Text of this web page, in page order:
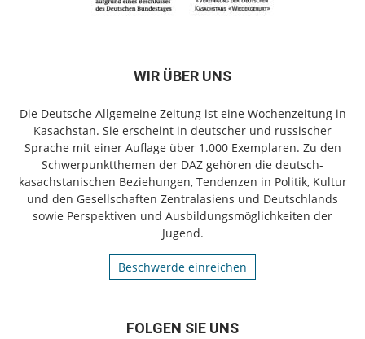
WIR ÜBER UNS
Die Deutsche Allgemeine Zeitung ist eine Wochenzeitung in
Kasachstan. Sie erscheint in deutscher und russischer
Sprache mit einer Auflage über 1.000 Exemplaren. Zu den
Schwerpunktthemen der DAZ gehören die deutsch-
kasachstanischen Beziehungen, Tendenzen in Politik, Kultur
und den Gesellschaften Zentralasiens und Deutschlands
sowie Perspektiven und Ausbildungsmöglichkeiten der
Jugend.
Beschwerde einreichen
FOLGEN SIE UNS